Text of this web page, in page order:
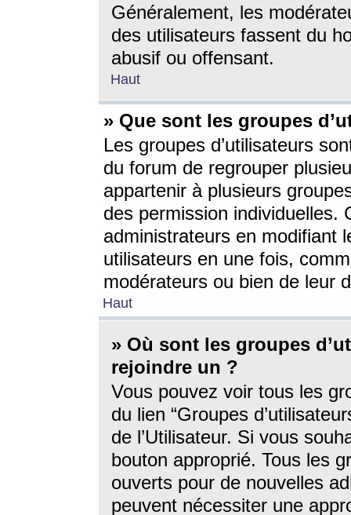
Généralement, les
des utilisateurs fassent du
abusif ou offensant.
Haut
» Que sont les groupes
Les groupes d’utilisateurs
du forum de regrouper
appartenir à plusieurs
des permission individuelles.
administrateurs en modifiant
utilisateurs en une fois,
modérateurs ou bien de leur
Haut
» Où sont les groupes
rejoindre un ?
Vous pouvez voir tous les
du lien “Groupes
de l’Utilisateur. Si vous
bouton approprié. Tous les
ouverts pour de nouvelles
peuvent nécessiter une